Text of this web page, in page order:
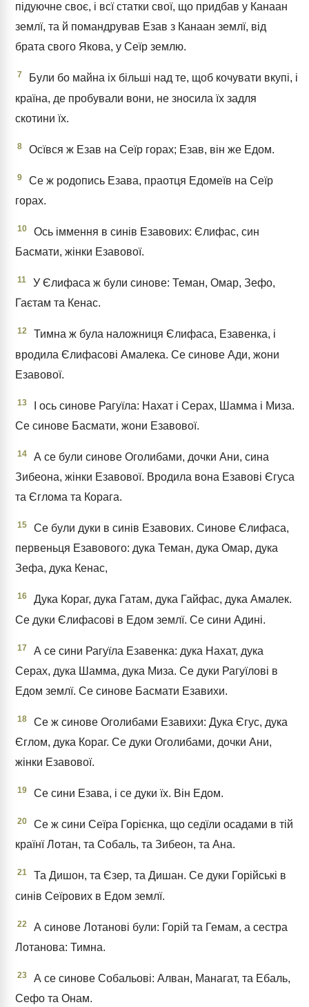
підуючне своє, і всї статки свої, що придбав у Канаан
землї, та й помандрував Езав з Канаан землї, від
брата свого Якова, у Сеїр землю.
7
Були бо майна іх більші над те, щоб кочувати вкупі, і
країна, де пробували вони, не зносила їх задля
скотини їх.
8 Осївся ж Езав на Сеїр горах; Езав, він же Едом.
9
Се ж родопись Езава, праотця Едомеїв на Сеїр
горах.
10
Ось іммення в синів Езавових: Єлифас, син
Басмати, жінки Езавової.
11
У Єлифаса ж були синове: Теман, Омар, Зефо,
Гаєтам та Кенас.
12
Тимна ж була наложниця Єлифаса, Езавенка, і
вродила Єлифасові Амалека. Се синове Ади, жони
Езавової.
13
І ось синове Рагуїла: Нахат і Серах, Шамма і Миза.
Се синове Басмати, жони Езавової.
14
А се були синове Оголибами, дочки Ани, сина
Зибеона, жінки Езавової. Вродила вона Езавові Єгуса
та Єглома та Корага.
15
Се були дуки в синів Езавових. Синове Єлифаса,
первеньця Езавового: дука Теман, дука Омар, дука
Зефа, дука Кенас,
16
Дука Кораг, дука Гатам, дука Гайфас, дука Амалек.
Се дуки Єлифасові в Едом землї. Се сини Адині.
17
А се сини Рагуїла Езавенка: дука Нахат, дука
Серах, дука Шамма, дука Миза. Се дуки Рагуїлові в
Едом землї. Се синове Басмати Езавихи.
18
Се ж синове Оголибами Езавихи: Дука Єгус, дука
Єглом, дука Кораг. Се дуки Оголибами, дочки Ани,
жінки Езавової.
19 Се сини Езава, і се дуки їх. Він Едом.
20
Се ж сини Сеїра Горієнка, що седїли осадами в тій
країнї Лотан, та Собаль, та Зибеон, та Ана.
21
Та Дишон, та Єзер, та Дишан. Се дуки Горійські в
синів Сеїрових в Едом землї.
22
А синове Лотанові були: Горій та Гемам, а сестра
Лотанова: Тимна.
23
А се синове Собальові: Алван, Манагат, та Ебаль,
Сефо та Онам.